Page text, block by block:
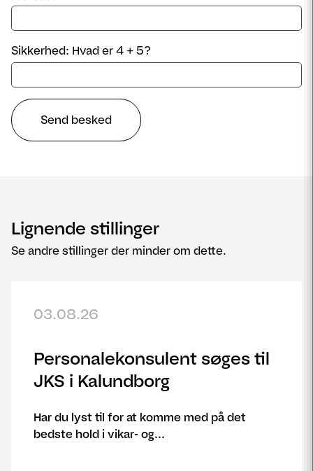
Sikkerhed: Hvad er 4 + 5?
Lignende stillinger
Se andre stillinger der minder om dette.
03.08.26
Personalekonsulent søges til
JKS i Kalundborg
Har du lyst til for at komme med på det
bedste hold i vikar- og...